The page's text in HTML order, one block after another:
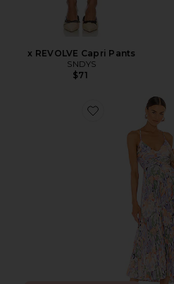
x REVOLVE Capri Pants
SNDYS
$71
Favorite Blythe Dress